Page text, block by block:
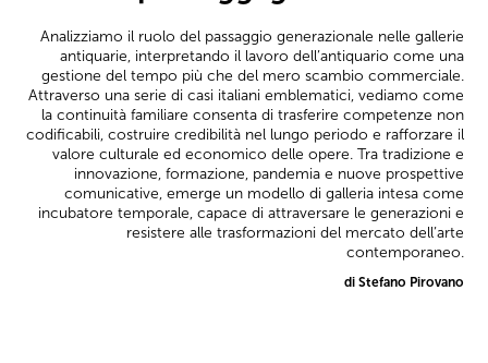
Analizziamo il ruolo del passaggio generazionale nelle gallerie
antiquarie, interpretando il lavoro dell’antiquario come una
gestione del tempo più che del mero scambio commerciale.
Attraverso una serie di casi italiani emblematici, vediamo come
la continuità familiare consenta di trasferire competenze non
codificabili, costruire credibilità nel lungo periodo e rafforzare il
valore culturale ed economico delle opere. Tra tradizione e
innovazione, formazione, pandemia e nuove prospettive
comunicative, emerge un modello di galleria intesa come
incubatore temporale, capace di attraversare le generazioni e
resistere alle trasformazioni del mercato dell’arte
contemporaneo.
di Stefano Pirovano